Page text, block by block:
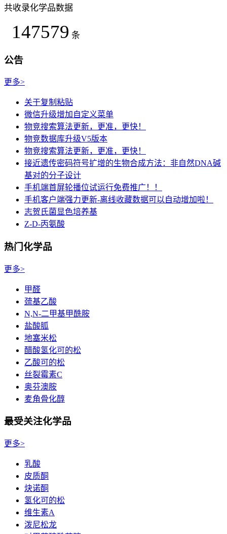
共收录化学品数据
147579 条
公告
更多>
关于复制粘贴
微信升级增加自定义菜单
物竞搜索算法更新，更准，更快！
物竞数据库升级V5版本
物竞搜索算法更新，更准，更快！
接近遗传密码符号扩增的生物合成方法：非自然DNA碱
基对的分子设计
手机端首屏轮播位试运行免费推广！！
手机客户端强力更新-离线收藏数据可以自动增加啦！
志贺氏菌显色培养基
Z-D-丙氨酸
热门化学品
更多>
甲醛
巯基乙酸
N,N-二甲基甲酰胺
盐酸胍
地塞米松
醋酸氢化可的松
乙酸可的松
丝裂霉素C
奥芬澳胺
麦角骨化醇
最受关注化学品
更多>
乳酸
皮质酮
炔诺酮
氢化可的松
维生素A
泼尼松龙